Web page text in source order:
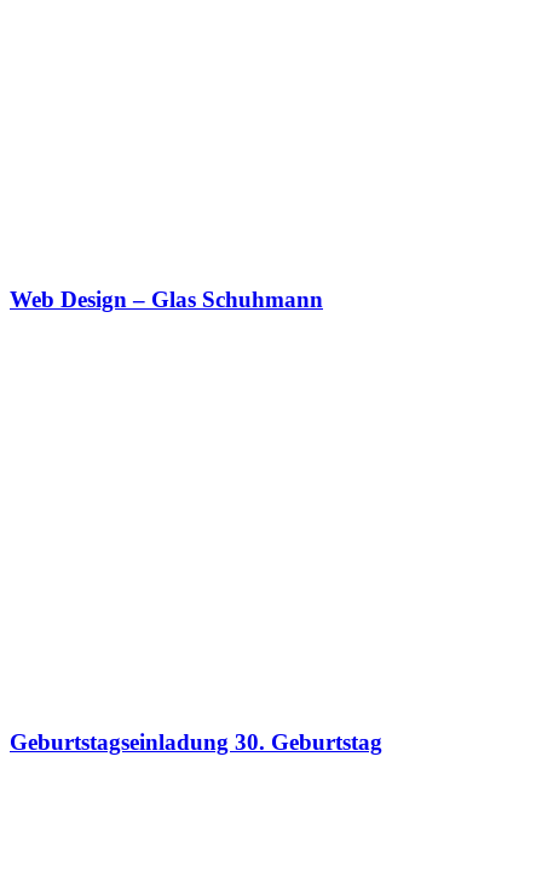
Web Design – Glas Schuhmann
Geburtstagseinladung 30. Geburtstag